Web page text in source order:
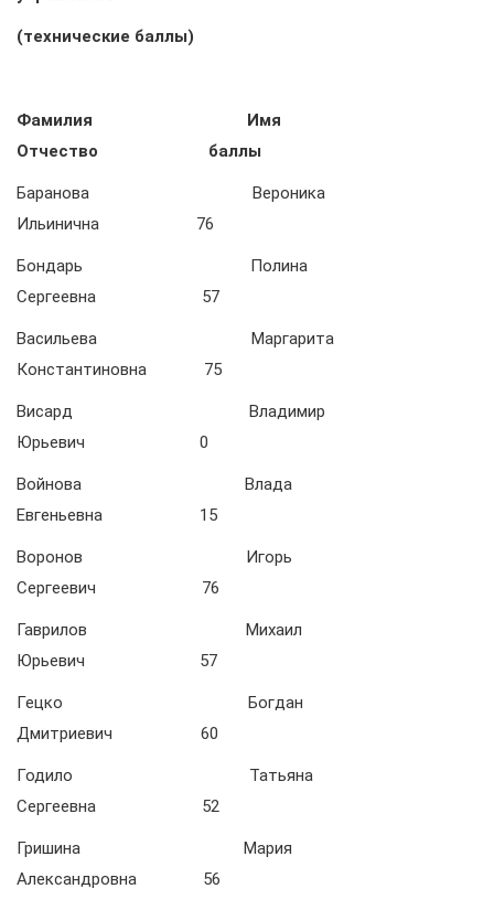
(технические баллы)
Фамилия Имя
Отчество баллы
Баранова Вероника
Ильинична 76
Бондарь Полина
Сергеевна 57
Васильева Маргарита
Константиновна 75
Висард Владимир
Юрьевич 0
Войнова Влада
Евгеньевна 15
Воронов Игорь
Сергеевич 76
Гаврилов Михаил
Юрьевич 57
Гецко Богдан
Дмитриевич 60
Годило Татьяна
Сергеевна 52
Гришина Мария
Александровна 56